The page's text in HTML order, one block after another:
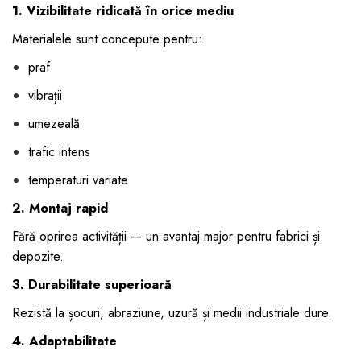
1. Vizibilitate ridicată în orice mediu
Materialele sunt concepute pentru:
praf
vibrații
umezeală
trafic intens
temperaturi variate
2. Montaj rapid
Fără oprirea activității — un avantaj major pentru fabrici și
depozite.
3. Durabilitate superioară
Rezistă la șocuri, abraziune, uzură și medii industriale dure.
4. Adaptabilitate